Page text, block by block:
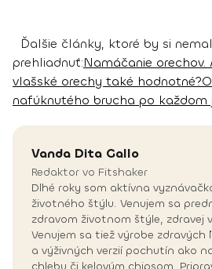
Ďalšie články, ktoré by si
prehliadnuť:Namáčanie orechov.
vlašské orechy také hodnotné?
nafúknutého brucha po každom
Vanda Dita Gallo
Redaktor vo Fitshaker
Dlhé roky som aktívna
životného štýlu. Venujem sa
zdravom životnom štýle, zdravej
Venujem sa tiež výrobe
a výživných verzií pochutín ako
chlebu či kelovým chipsom.